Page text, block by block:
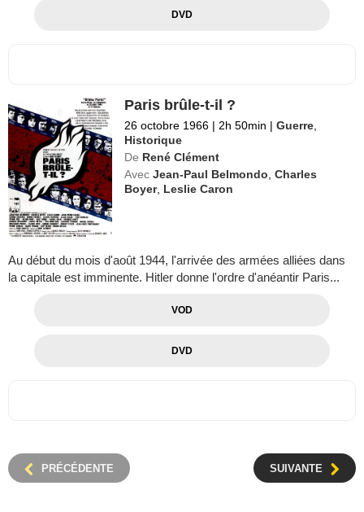
DVD
Paris brûle-t-il ?
26 octobre 1966 | 2h 50min | Guerre,
Historique
De René Clément
Avec Jean-Paul Belmondo,Charles
Boyer, Leslie Caron
Au début du mois d'août 1944, l'arrivée des armées alliées dans
la capitale est imminente. Hitler donne l'ordre d'anéantir Paris...
VOD
DVD
PRÉCÉDENTE SUIVANTE